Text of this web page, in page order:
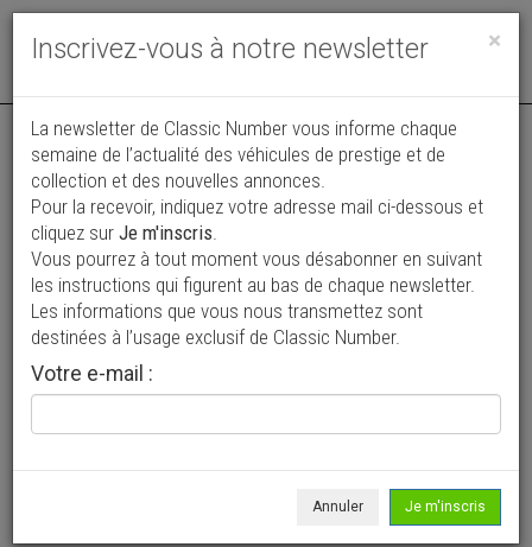
Toggle
Vos annonces vues par
plus de 4 millions de collectionneurs
Ajouter une annonce
> Rechercher un véhicule
Tous >
×
Inscrivez-vous à notre newsletter
La newsletter de Classic Number vous informe chaque
semaine de l’actualité des véhicules de prestige et de
collection et des nouvelles annonces.
Pour la recevoir, indiquez votre adresse mail ci-dessous et
cliquez sur Je m'inscris.
Vous pourrez à tout moment vous désabonner en suivant
les instructions qui figurent au bas de chaque newsletter.
Les informations que vous nous transmettez sont
destinées à l’usage exclusif de Classic Number.
Votre e-mail :
Annuler Je m'inscris